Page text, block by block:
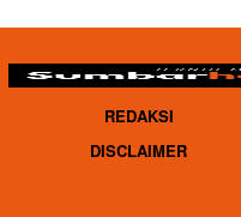
REDAKSI
DISCLAIMER